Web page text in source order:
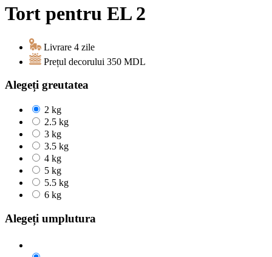
Tort pentru EL 2
Livrare 4 zile
Prețul decorului 350 MDL
Alegeți greutatea
2 kg
2.5 kg
3 kg
3.5 kg
4 kg
5 kg
5.5 kg
6 kg
Alegeți umplutura